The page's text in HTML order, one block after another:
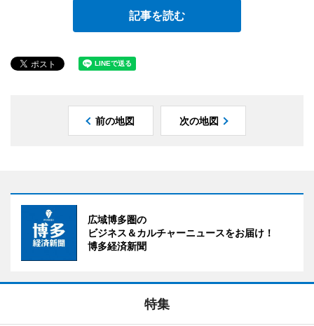
記事を読む
前の地図 次の地図
広域博多圏の
ビジネス＆カルチャーニュースをお届け！
博多経済新聞
特集